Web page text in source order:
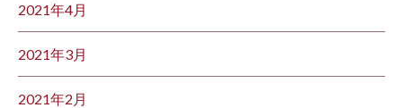
2021年4月
2021年3月
2021年2月